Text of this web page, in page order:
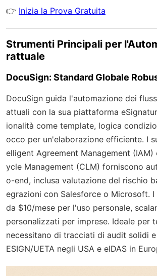
👉 Inizia la Prova Gratuita
Strumenti Principali per
rattuale
DocuSign: Standard Globale
DocuSign guida l'automazione dei
attuali con la sua piattaforma
ionalità come template, logica
occo per un'elaborazione efficiente. I
elligent Agreement Management
ycle Management (CLM) forniscono
o-end, inclusa valutazione del rischio
egrazioni con Salesforce o Microsoft.
da $10/mese per l'uso personale,
personalizzati per imprese. Ideale per
necessitano di tracciati di audit solidi
ESIGN/UETA negli USA e eIDAS in